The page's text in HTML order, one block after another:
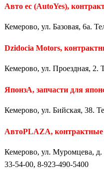
Авто ес (AutoYes),
Кемерово, ул. Базовая, 6а.
Dzidocia Motors,
Кемерово, ул. Проездная, 2.
ЯпонзА, запчасти для
Кемерово, ул. Бийская, 38.
АвтоPLAZA, контрактные
Кемерово, ул. Муромцева,
33-54-00, 8-923-490-5400